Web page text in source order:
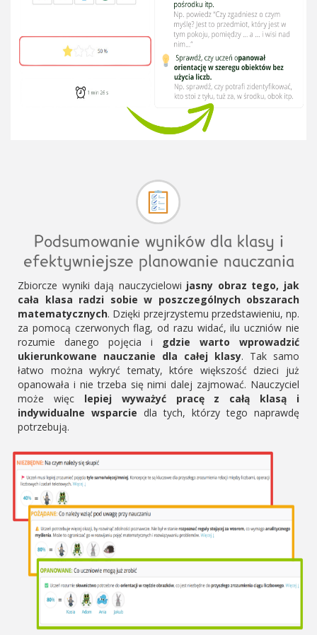
Podsumowanie wyników dla klasy i
efektywniejsze planowanie nauczania
Zbiorcze wyniki dają nauczycielowi jasny obraz tego, jak
cała klasa radzi sobie w poszczególnych obszarach
matematycznych. Dzięki przejrzystemu przedstawieniu, np.
za pomocą czerwonych flag, od razu widać, ilu uczniów nie
rozumie danego pojęcia i
gdzie warto wprowadzić
ukierunkowane nauczanie dla całej klasy. Tak samo
łatwo można wykryć tematy, które większość dzieci już
opanowała i nie trzeba się nimi dalej zajmować. Nauczyciel
może więc lepiej wyważyć pracę z całą klasą i
indywidualne wsparcie dla tych, którzy tego naprawdę
potrzebują.